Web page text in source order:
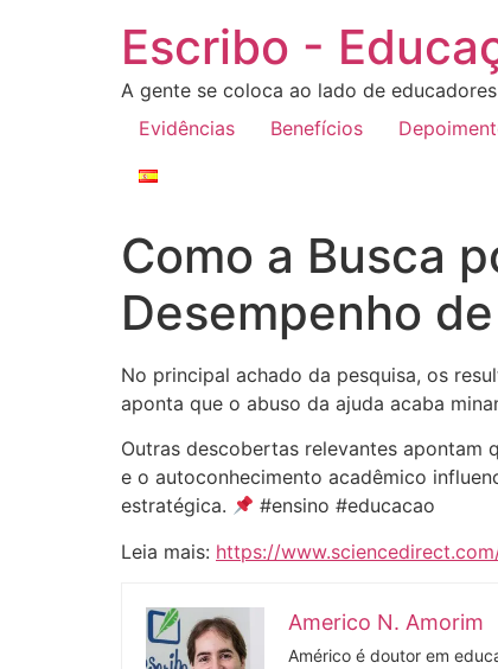
Escribo -
A gente se coloca ao lado de
Evidências
Benefícios
Como a Busca
Desempenho
No principal achado da pesquisa, os
aponta que o abuso da ajuda acaba
Outras descobertas relevantes apontam
e o autoconhecimento acadêmico
estratégica.
#ensino #educacao
Leia mais: https://
Americo N. Amorim
Américo é doutor em